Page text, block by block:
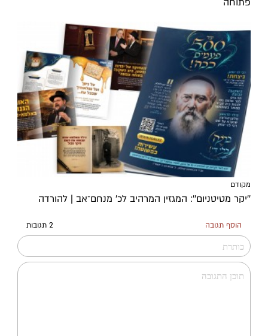
מקודם
''יקר מטיטניום'': המגזין המרהיב לכ’ מנחם־אב | להורדה
הוסף תגובה 2 תגובות